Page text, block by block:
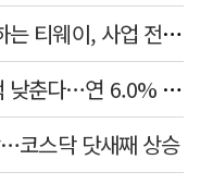
"LCC 벗어나 SSC로"… 새 출발하는 티웨이, 사업 전략 발표
IBK기업은행, 취약계층 대출 문턱 낮춘다…연 6.0% 'i-ONE 햇살론 특례보증' 비대면 출시
코스닥 닷새째 상승